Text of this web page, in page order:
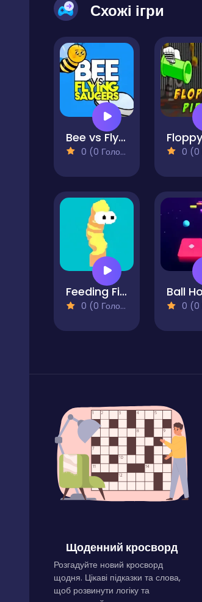
Схожі ігри
Bee vs Flying Saucers
0 (0 Голосів) 0 (0
Feeding Fish
0 (0 Голосів)
Ball
0 (0
Щоденний кросворд
Розгадуйте новий кросворд
щодня. Цікаві підказки та слова,
щоб розвинути логіку та